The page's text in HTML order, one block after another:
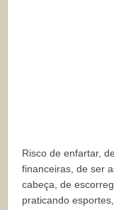
Risco de enfartar,
financeiras, de ser
cabeça, de
praticando